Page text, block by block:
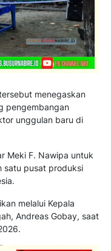
menegaskan
pengembangan
unggulan baru di
Meki F. Nawipa untuk
satu pusat produksi
melalui Kepala
Andreas Gobay, saat